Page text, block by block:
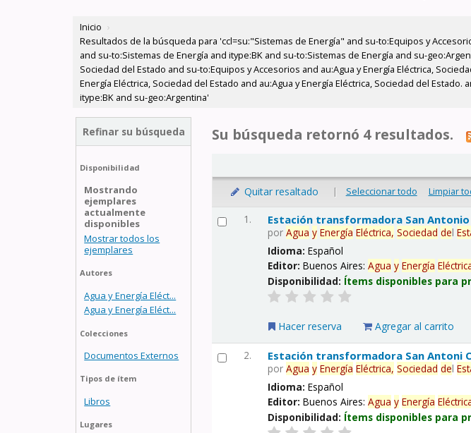
Inicio ›
Resultados de la búsqueda para 'ccl=su:"Sistemas de Energía" and su-to:Equipos y
and su-to:Sistemas de Energía and itype:BK and su-to:Sistemas de Energía and su-
Sociedad del Estado and su-to:Equipos y Accesorios and au:Agua y Energía Eléctrica,
Energía Eléctrica, Sociedad del Estado and au:Agua y Energía Eléctrica, Sociedad del
itype:BK and su-geo:Argentina'
Refinar su búsqueda
Disponibilidad
Mostrando
ejemplares
actualmente
disponibles
Mostrar todos los
ejemplares
Autores
Agua y Energía Eléct...
Agua y Energía Eléct...
Colecciones
Documentos Externos
Tipos de ítem
Libros
Lugares
Su búsqueda retornó 4 resultados.
Quitar resaltado | Seleccionar todo Limpiar
1. Estación transformadora San
porAgua y Energía Eléctrica, Sociedad del
Idioma:Español
Editor:Buenos Aires:Agua y Energía
Disponibilidad: Ítems disponibles para
Hacer reserva Agregar al carrito
2. Estación transformadora San Antoni
porAgua y Energía Eléctrica, Sociedad del
Idioma:Español
Editor:Buenos Aires:Agua y Energía
Disponibilidad: Ítems disponibles para